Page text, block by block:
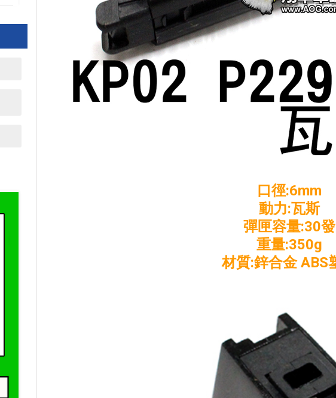
口徑:6mm
動力:瓦斯
彈匣容量:30發
重量:350g
材質:鋅合金 ABS